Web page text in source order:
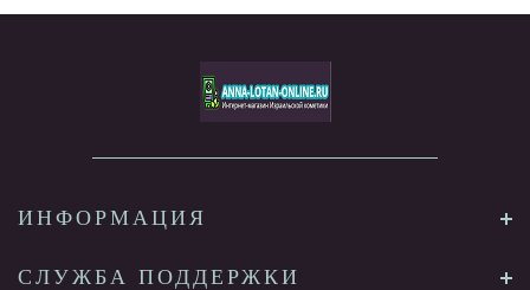
ИНФОРМАЦИЯ
СЛУЖБА ПОДДЕРЖКИ